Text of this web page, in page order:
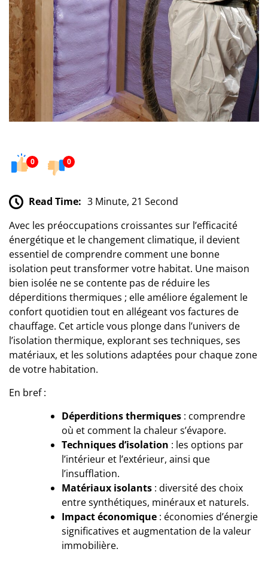
0 0
Read Time: 3 Minute, 21 Second
Avec les préoccupations croissantes sur l’efficacité
énergétique et le changement climatique, il devient
essentiel de comprendre comment une bonne
isolation peut transformer votre habitat. Une maison
bien isolée ne se contente pas de réduire les
déperditions thermiques ; elle améliore également le
confort quotidien tout en allégeant vos factures de
chauffage. Cet article vous plonge dans l’univers de
l’isolation thermique, explorant ses techniques, ses
matériaux, et les solutions adaptées pour chaque zone
de votre habitation.
En bref :
Déperditions thermiques : comprendre
où et comment la chaleur s’évapore.
Techniques d’isolation : les options par
l’intérieur et l’extérieur, ainsi que
l’insufflation.
Matériaux isolants : diversité des choix
entre synthétiques, minéraux et naturels.
Impact économique : économies d’énergie
significatives et augmentation de la valeur
immobilière.